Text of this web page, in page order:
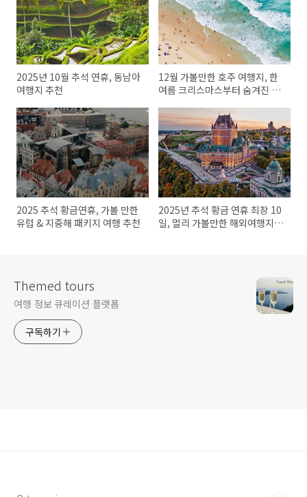
2025년 10월 추석 연휴, 동남아
여행지 추천
12월 가볼만한 호주 여행지, 한
여름 크리스마스부터 숨겨진 자
2025 추석 황금연휴, 가볼 만한
유럽 & 지중해 패키지 여행 추천
2025년 추석 황금 연휴 최장 10
일, 멀리 가볼만한 해외여행지
Themed tours
여행 정보 큐레이션 플랫폼
구독하기